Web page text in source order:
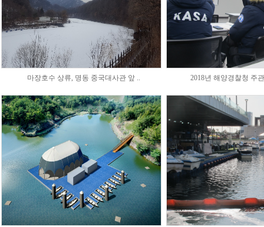
마장호수 상류, 명동 중국대사관 앞 .. 2018년 해양경찰청 주